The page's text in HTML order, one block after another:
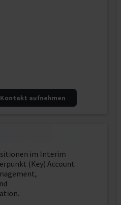
aufnehmen
im Interim
(Key) Account